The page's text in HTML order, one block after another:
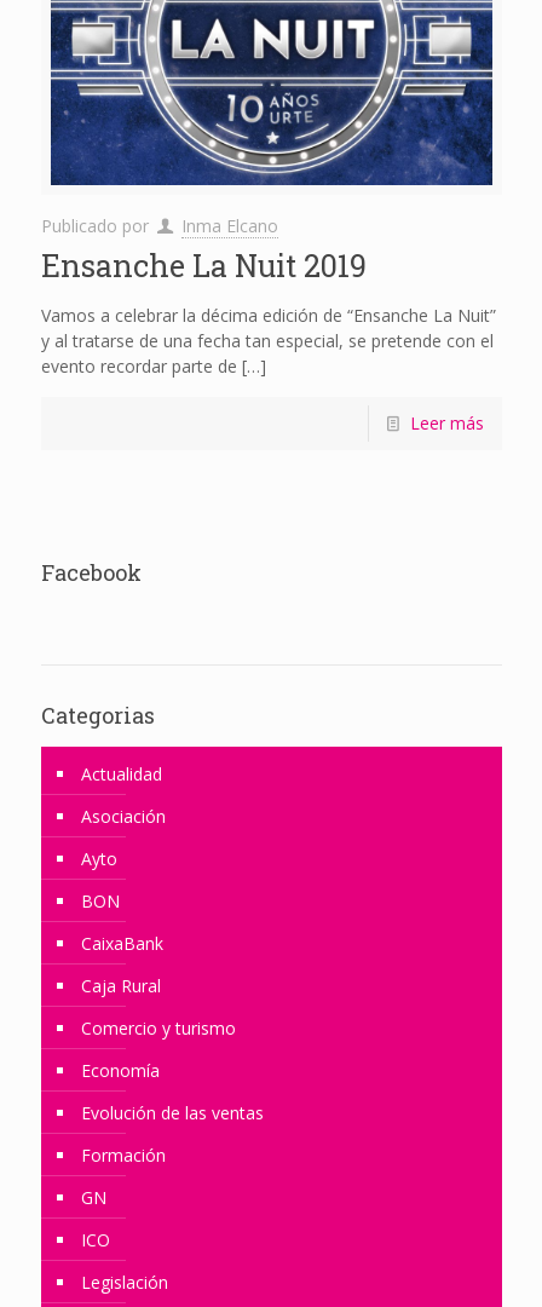
Publicado por Inma Elcano
Ensanche La Nuit 2019
Vamos a celebrar la décima edición de “Ensanche La Nuit”
y al tratarse de una fecha tan especial, se pretende con el
evento recordar parte de […]
Leer más
Facebook
Categorias
Actualidad
Asociación
Ayto
BON
CaixaBank
Caja Rural
Comercio y turismo
Economía
Evolución de las ventas
Formación
GN
ICO
Legislación